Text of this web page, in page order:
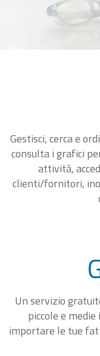
Gestisci, cerca e
consulta i grafici
attività,
clienti/fornitori,
Un servizio
piccole e
importare le tue